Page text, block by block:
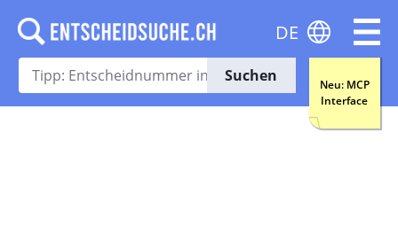
Suchen
Neu: MCP
Interface
DE